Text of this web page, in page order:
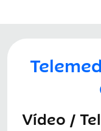
Vídeo /